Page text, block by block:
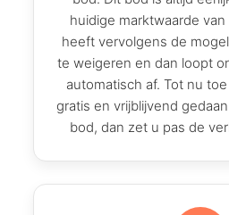
huidige marktwaarde
heeft vervolgens de
te weigeren en dan loopt
automatisch af. Tot nu
gratis en vrijblijvend
bod, dan zet u pas de